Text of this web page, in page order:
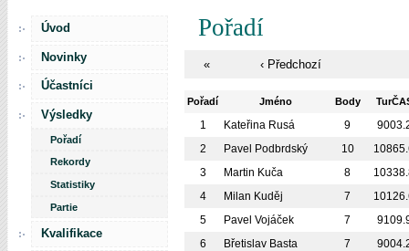
Úvod
Novinky
Účastníci
Výsledky
Pořadí
Rekordy
Statistiky
Partie
Kvalifikace
Pořadí
« ‹ Předchozí
Pořadí Jméno Body
1 Kateřina Rusá 9
2
Pavel Podbrdský 10
3
Martin Kuča 8
4
Milan Kuděj 7
5
Pavel Vojáček 7
6
Břetislav Basta 7